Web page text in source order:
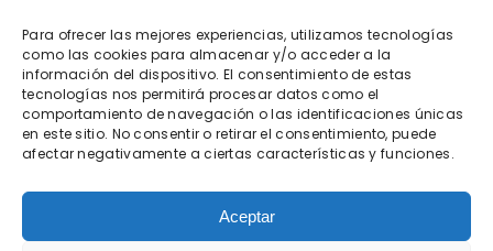
Para ofrecer las mejores experiencias, utilizamos tecnologías
como las cookies para almacenar y/o acceder a la
información del dispositivo. El consentimiento de estas
tecnologías nos permitirá procesar datos como el
comportamiento de navegación o las identificaciones únicas
en este sitio. No consentir o retirar el consentimiento, puede
afectar negativamente a ciertas características y funciones.
Aceptar
Aviso Legal
Política de Privacidad
Política de Cookies
Términos y Condiciones del Servicio